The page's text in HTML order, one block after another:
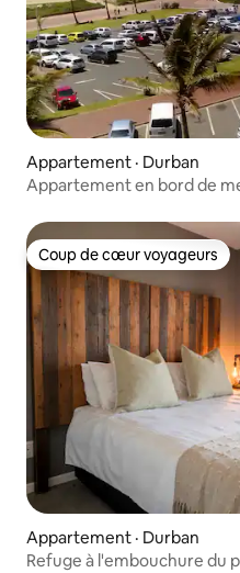
Appartement · Durban
Appartement en bord de
Coup de cœur voyageurs
Coup de cœur voyageurs
Appartement · Durban
Refuge à l'embouchure du